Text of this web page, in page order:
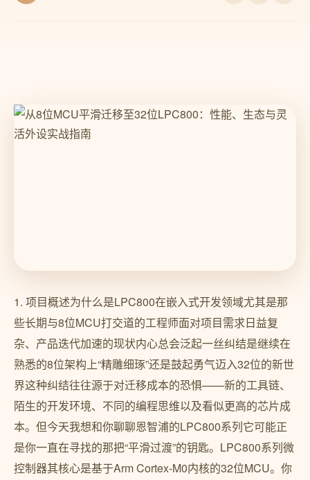
1. 项目概述为什么是LPC800在嵌入式开发领域尤其是那
些长期与8位MCU打交道的工程师面对项目需求日益复
杂、产品迭代加速的现状内心总会泛起一丝纠结是继续在
熟悉的8位架构上“精雕细琢”还是鼓起勇气迈入32位的新世
界这种纠结往往源于对迁移成本的恐惧——新的工具链、
陌生的开发环境、不同的编程思维以及看似更高的芯片成
本。但今天我想和你聊聊恩智浦的LPC800系列它可能正
是你一直在寻找的那把“平滑过渡”的钥匙。LPC800系列微
控制器其核心是基于Arm Cortex-M0内核的32位MCU。你